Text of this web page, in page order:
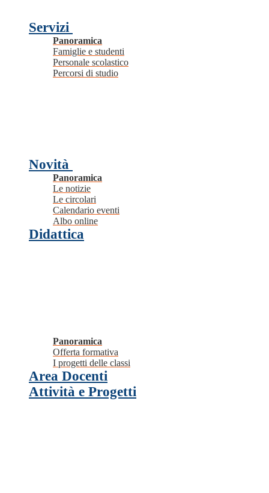
Servizi
Panoramica
Famiglie e studenti
Personale scolastico
Percorsi di studio
Novità
Panoramica
Le notizie
Le circolari
Calendario eventi
Albo online
Didattica
Panoramica
Offerta formativa
I progetti delle classi
Area Docenti
Attività e Progetti